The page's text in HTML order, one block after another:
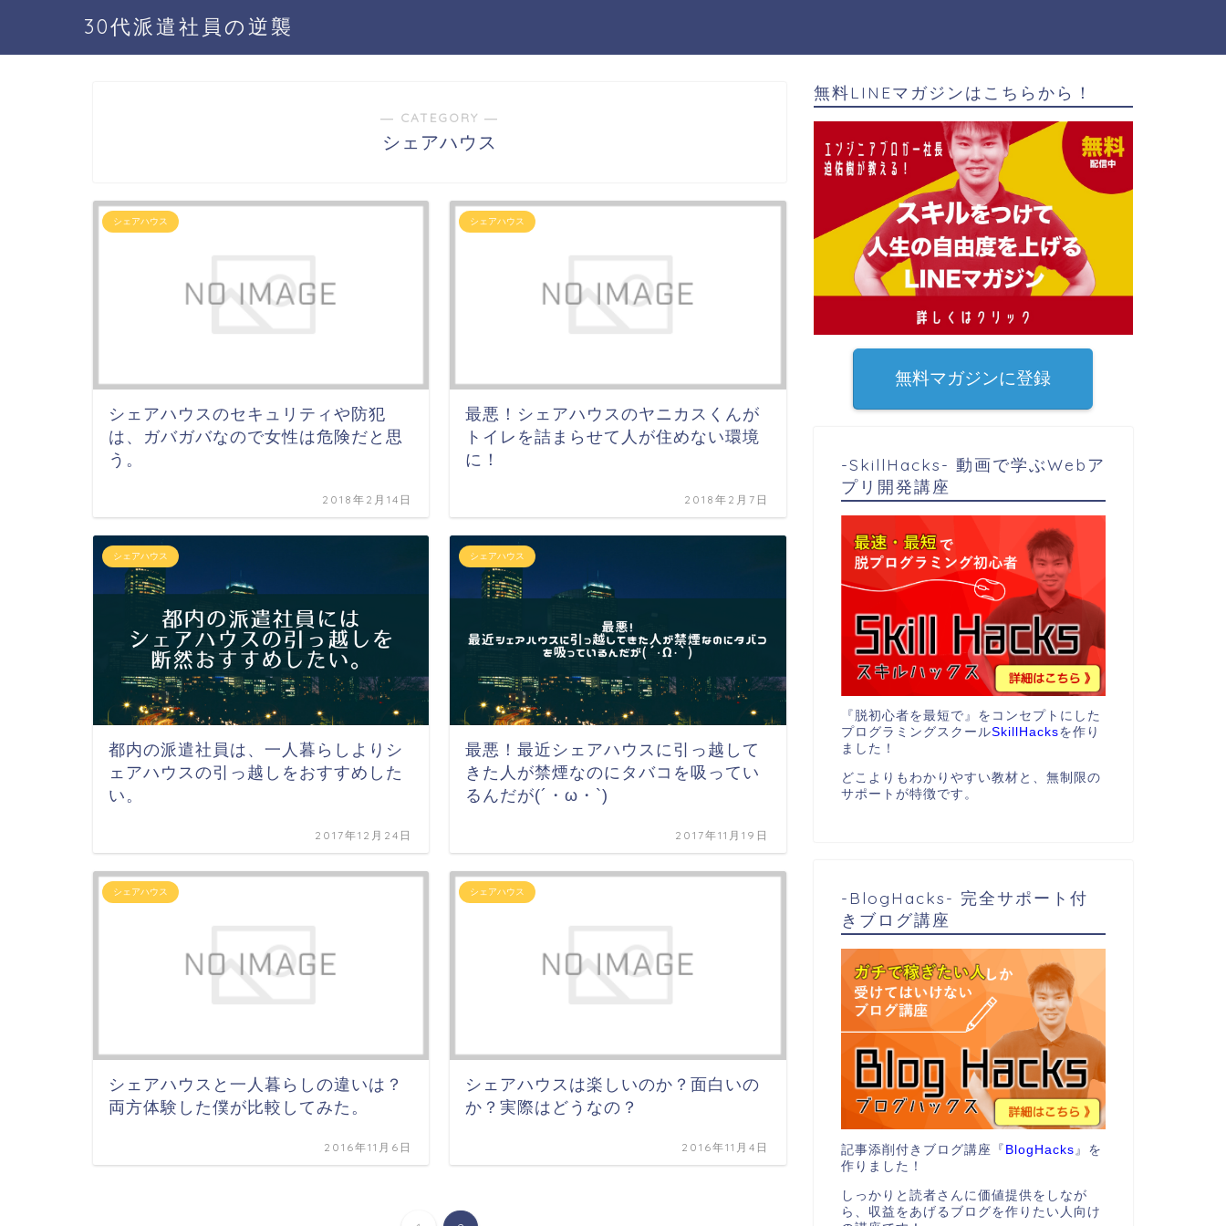
30代派遣社員の逆襲
― CATEGORY ―
シェアハウス
シェアハウス
シェアハウスのセキュリティや防犯
は、ガバガバなので女性は危険だと思
う。
2018年2月14日
シェアハウス
最悪！シェアハウスのヤニカスくんが
トイレを詰まらせて人が住めない環境
に！
2018年2月7日
シェアハウス
都内の派遣社員は、一人暮らしよりシ
ェアハウスの引っ越しをおすすめした
い。
2017年12月24日
シェアハウス
最悪！最近シェアハウスに引っ越して
きた人が禁煙なのにタバコを吸ってい
るんだが(´・ω・`)
2017年11月19日
シェアハウス
シェアハウスと一人暮らしの違いは？
両方体験した僕が比較してみた。
2016年11月6日
シェアハウス
シェアハウスは楽しいのか？面白いの
か？実際はどうなの？
2016年11月4日
無料LINEマガジンはこちらから！
無料マガジンに登録
-SkillHacks- 動画で学ぶWebア
プリ開発講座
『脱初心者を最短で』をコンセプトにした
プログラミングスクールSkillHacksを作り
ました！
どこよりもわかりやすい教材と、無制限の
サポートが特徴です。
-BlogHacks- 完全サポート付
きブログ講座
記事添削付きブログ講座『 BlogHacks 』を
作りました！
しっかりと読者さんに価値提供をしなが
ら、収益をあげるブログを作りたい人向け